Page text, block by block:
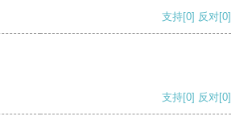
支持[0] 反对[0]
支持[0] 反对[0]